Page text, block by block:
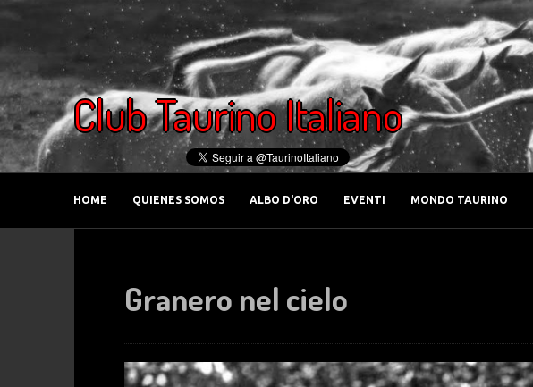
Club Taurino Italiano
HOME QUIENES SOMOS ALBO D'ORO EVENTI MONDO TAURINO
Granero nel cielo